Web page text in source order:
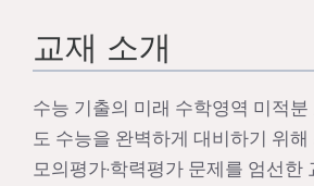
교재 소개
수능 기출의 미래 수학영역 미적
도 수능을 완벽하게 대비하기 위해
모의평가·학력평가 문제를 엄선한